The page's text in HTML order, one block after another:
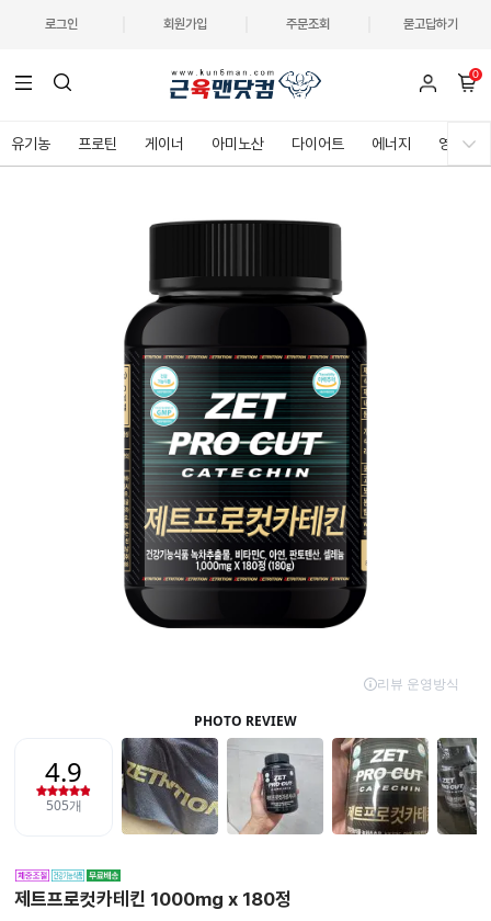
로그인 회원가입 주문조회 묻고답하기
0
유기농 프로틴 게이너 아미노산 다이어트 에너지 영양제
제트프로컷카테킨 1000mg x 180정